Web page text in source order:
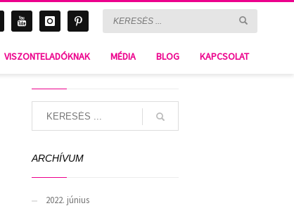
VISZONTELADÓKNAK MÉDIA BLOG KAPCSOLAT
ARCHÍVUM
2022. június